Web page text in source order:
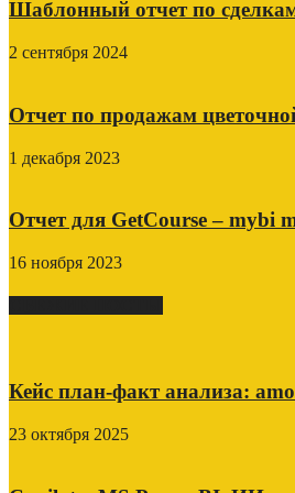
Шаблонный отчет по
2 сентября 2024
Отчет по продажам
1 декабря 2023
Отчет для GetCourse – mybi
16 ноября 2023
Кейс план-факт анализа:
23 октября 2025